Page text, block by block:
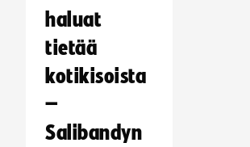
haluat
tietää
kotikisoista
–
Salibandyn